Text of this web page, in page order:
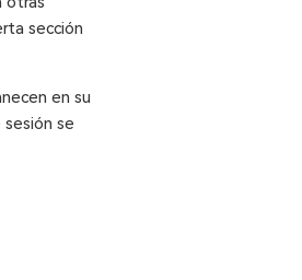
sección
en su
se